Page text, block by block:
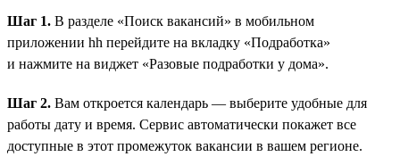
Шаг 1. В разделе «Поиск вакансий» в мобильном
приложении hh перейдите на вкладку «Подработка»
и нажмите на виджет «Разовые подработки у дома».
Шаг 2. Вам откроется календарь — выберите удобные для
работы дату и время. Сервис автоматически покажет все
доступные в этот промежуток вакансии в вашем регионе.